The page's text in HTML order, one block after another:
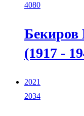
4080
(1917 -
2021
2034